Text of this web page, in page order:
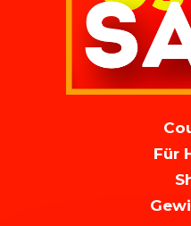
NAVIGATIONFür